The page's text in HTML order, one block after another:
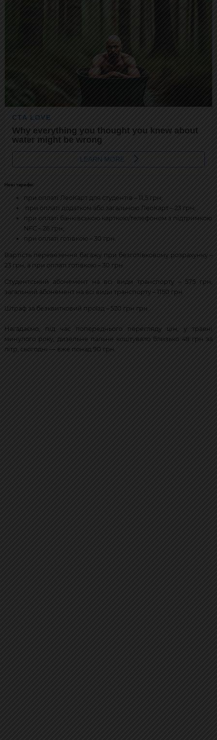
Нові тарифи:
при оплаті ЛеоКарт для студентів – 11,5 грн;
при оплаті додатком або загальною ЛеоКарт – 23 грн;
при оплаті банківською карткою/телефоном з підтримкою
NFC – 26 грн;
при оплаті готівкою – 30 грн.
Вартість перевезення багажу при безготівковому розрахунку –
23 грн, а при оплаті готівкою – 30 грн.
Студентський абонемент на всі види транспорту – 575 грн,
загальний абонемент на всі види транспорту – 1150 грн.
Штраф за безквитковий проїзд – 520 грн грн.
Нагадаємо, під час попереднього перегляду цін, у травні
минулого року, дизельне пальне коштувало близько 48 грн за
літр, сьогодні — вже понад 90 грн.